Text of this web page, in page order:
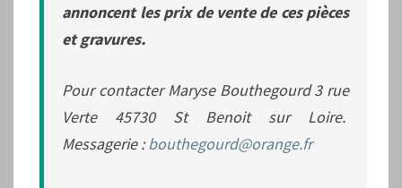
annoncent les prix de vente de ces pièces
et gravures.
Pour contacter Maryse Bouthegourd 3 rue
Verte 45730 St Benoit sur Loire.
Messagerie :bouthegourd@orange.fr